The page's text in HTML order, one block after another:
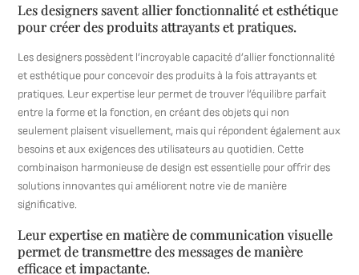
Les designers savent allier fonctionnalité et esthétique
pour créer des produits attrayants et pratiques.
Les designers possèdent l’incroyable capacité d’allier fonctionnalité
et esthétique pour concevoir des produits à la fois attrayants et
pratiques. Leur expertise leur permet de trouver l’équilibre parfait
entre la forme et la fonction, en créant des objets qui non
seulement plaisent visuellement, mais qui répondent également aux
besoins et aux exigences des utilisateurs au quotidien. Cette
combinaison harmonieuse de design est essentielle pour offrir des
solutions innovantes qui améliorent notre vie de manière
significative.
Leur expertise en matière de communication visuelle
permet de transmettre des messages de manière
efficace et impactante.